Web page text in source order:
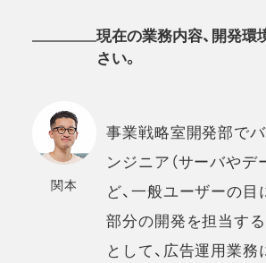
現在の業務内容、開発環
さい。
関本
事業戦略室開発部で
ンジニア（サーバやデ
ど、一般ユーザーの
部分の開発を担当する
として、広告運用業